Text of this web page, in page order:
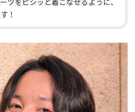
ツをピシッと着こなせるように、
！